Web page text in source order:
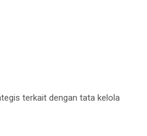
terkait dengan tata kelola